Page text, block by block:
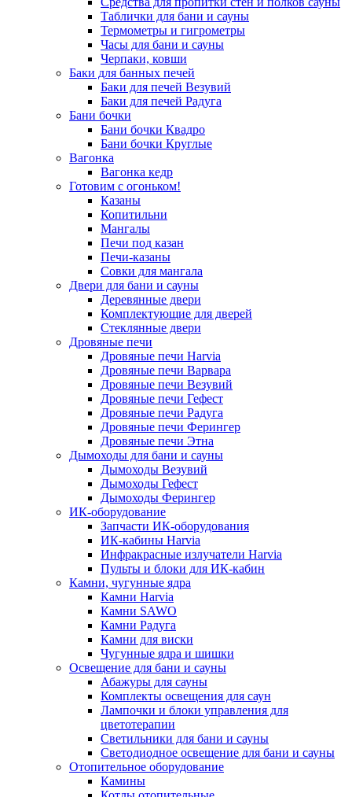
Таблички для бани и сауны
Термометры и гигрометры
Часы для бани и сауны
Черпаки, ковши
Баки для банных печей
Баки для печей Везувий
Баки для печей Радуга
Бани бочки
Бани бочки Квадро
Бани бочки Круглые
Вагонка
Вагонка кедр
Готовим с огоньком!
Казаны
Копитильни
Мангалы
Печи под казан
Печи-казаны
Совки для мангала
Двери для бани и сауны
Деревянные двери
Комплектующие для дверей
Стеклянные двери
Дровяные печи
Дровяные печи Harvia
Дровяные печи Варвара
Дровяные печи Везувий
Дровяные печи Гефест
Дровяные печи Радуга
Дровяные печи Ферингер
Дровяные печи Этна
Дымоходы для бани и сауны
Дымоходы Везувий
Дымоходы Гефест
Дымоходы Ферингер
ИК-оборудование
Запчасти ИК-оборудования
ИК-кабины Harvia
Инфракрасные излучатели Harvia
Пульты и блоки для ИК-кабин
Камни, чугунные ядра
Камни Harvia
Камни SAWO
Камни Радуга
Камни для виски
Чугунные ядра и шишки
Освещение для бани и сауны
Абажуры для сауны
Комплекты освещения для саун
Лампочки и блоки управления для
цветотерапии
Светильники для бани и сауны
Светодиодное освещение для бани и сауны
Отопительное оборудование
Камины